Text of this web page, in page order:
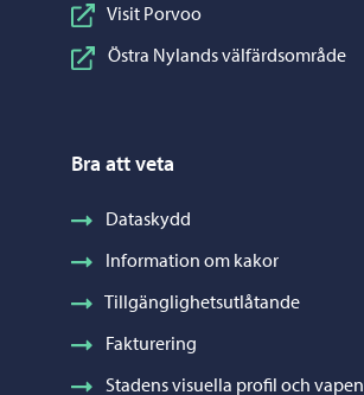
Visit Porvoo
Östra Nylands välfärdsområde
Bra att veta
Dataskydd
Information om kakor
Tillgänglighetsutlåtande
Fakturering
Stadens visuella profil och vapen